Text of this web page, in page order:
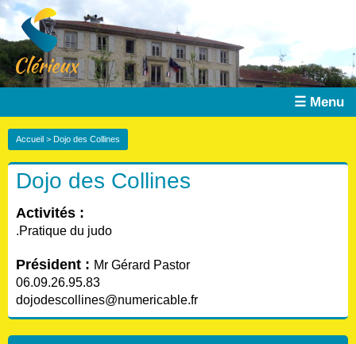
☰ Menu
Accueil > Dojo des Collines
Dojo des Collines
Activités :
.Pratique du judo
Président : Mr Gérard Pastor
06.09.26.95.83
dojodescollines@numericable.fr